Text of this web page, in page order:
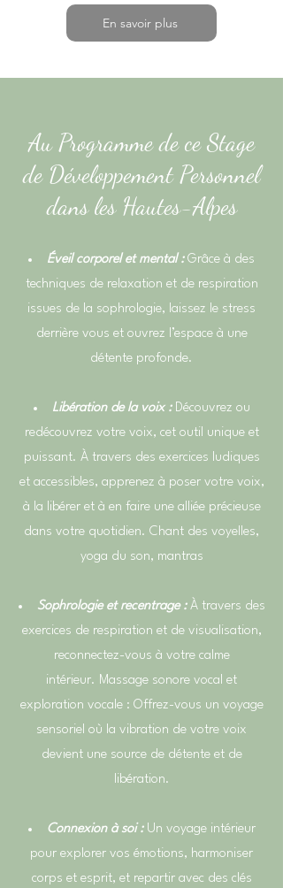
En savoir plus
Au Programme de ce Stage
de Développement Personnel
dans les Hautes-Alpes
Éveil corporel et mental :Grâce à des
techniques de relaxation et de respiration
issues de la sophrologie, laissez le stress
derrière vous et ouvrez l’espace à une
détente profonde.
Libération de la voix :Découvrez ou
redécouvrez votre voix, cet outil unique et
puissant. À travers des exercices ludiques
et accessibles, apprenez à poser votre voix,
à la libérer et à en faire une alliée précieuse
dans votre quotidien. Chant des voyelles,
yoga du son, mantras
Sophrologie et recentrage : À travers des
exercices de respiration et de visualisation,
reconnectez-vous à votre calme
intérieur. Massage sonore vocal et
exploration vocale : Offrez-vous un voyage
sensoriel où la vibration de votre voix
devient une source de détente et de
libération.
Connexion à soi : Un voyage intérieur
pour explorer vos émotions, harmoniser
corps et esprit, et repartir avec des clés